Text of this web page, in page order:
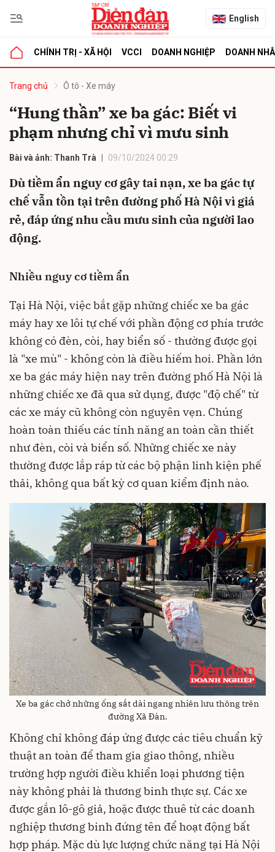
English
CHÍNH TRỊ - XÃ HỘI VCCI DOANH NGHIỆP DOANH
Trang chủ Ô tô - Xe máy
“Hung thần” xe ba gác: Biết vi
phạm nhưng chỉ vì mưu sinh
Bài và ảnh: Thanh Trà 09/10/2024 00:29
Dù tiềm ẩn nguy cơ gây tai nạn, xe ba gác tự
chế vẫn tồn tại trên đường phố Hà Nội vì giá
rẻ, đáp ứng nhu cầu mưu sinh của người lao
động.
Nhiều nguy cơ tiềm ẩn
Tại Hà Nội, việc bắt gặp những chiếc xe ba gác
máy hay xe lôi tự chế với phần động cơ phía trước
không có đèn, còi, hay biển số - thường được gọi
là "xe mù" - không còn là điều hiếm hoi. Phần lớn
xe ba gác máy hiện nay trên đường phố Hà Nội là
những chiếc xe đã qua sử dụng, được "độ chế" từ
các xe máy cũ không còn nguyên vẹn. Chúng
hoàn toàn thiếu các tính năng an toàn cần thiết
như đèn, còi và biển số. Những chiếc xe này
thường được lắp ráp từ các bộ phận linh kiện phế
thải, không qua bất kỳ cơ quan kiểm định nào.
Xe ba gác chở những ống sắt dài ngang nhiên lưu thông trên
đường Xã Đàn.
Không chỉ không đáp ứng được các tiêu chuẩn kỹ
thuật an toàn để tham gia giao thông, nhiều
trường hợp người điều khiển loại phương tiện
này không phải là thương binh thực sự. Các xe
được gắn lô-gô giả, hoặc được thuê từ các doanh
nghiệp thương binh đứng tên để hoạt động bất
hợp pháp. Mặc dù lực lượng chức năng tại Hà Nội
luận
Hủy